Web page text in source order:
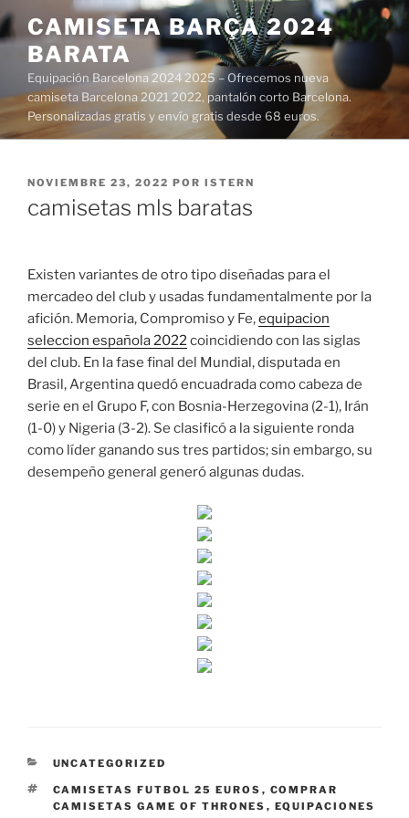
Saltar
al
contenido
CAMISETA BARÇA 2024
BARATA
Equipación Barcelona 2024 2025 – Ofrecemos nueva
camiseta Barcelona 2021 2022, pantalón corto Barcelona.
Personalizadas gratis y envío gratis desde 68 euros.
PUBLICADO
NOVIEMBRE 23, 2022 POR ISTERN
camisetas mls baratas
Existen variantes de otro tipo diseñadas para el
mercadeo del club y usadas fundamentalmente por la
afición. Memoria, Compromiso y Fe,equipacion
seleccion española 2022coincidiendo con las siglas
del club. En la fase final del Mundial, disputada en
Brasil, Argentina quedó encuadrada como cabeza de
serie en el Grupo F, con Bosnia-Herzegovina (2-1), Irán
(1-0) y Nigeria (3-2). Se clasificó a la siguiente ronda
como líder ganando sus tres partidos; sin embargo, su
desempeño general generó algunas dudas.
CATEGORÍAS
UNCATEGORIZED
ETIQUETAS
CAMISETAS FUTBOL 25 EUROS , COMPRAR
CAMISETAS GAME OF THRONES , EQUIPACIONES